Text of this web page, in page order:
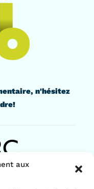
aux
n'hésitez